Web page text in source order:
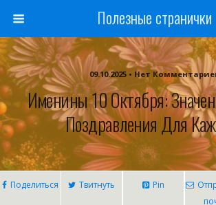
Полезные странички
09.10.2025 • Нет
Именины 10 Октября:
Поздравления Для
Поделиться Твитнуть Pin